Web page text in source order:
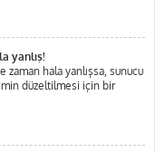
yanlış!
hala yanlışsa, sunucu
düzeltilmesi için bir